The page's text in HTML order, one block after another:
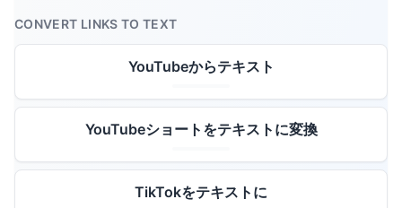
CONVERT LINKS TO TEXT
YouTubeからテキスト
YouTubeショートをテキストに変換
TikTokをテキストに